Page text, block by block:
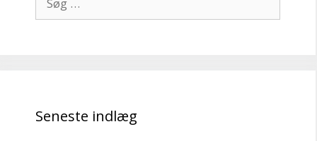
efter:
Seneste indlæg